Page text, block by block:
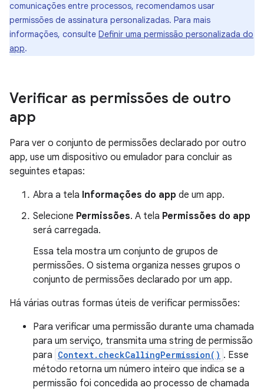
comunicações entre processos, recomendamos usar
permissões de assinatura personalizadas. Para mais
informações, consulte Definir uma permissão personalizada do
app.
Verificar as permissões de outro
app
Para ver o conjunto de permissões declarado por outro
app, use um dispositivo ou emulador para concluir as
seguintes etapas:
Abra a tela Informações do app de um app.
Selecione Permissões. A tela Permissões do app
será carregada.
Essa tela mostra um conjunto de grupos de
permissões. O sistema organiza nesses grupos o
conjunto de permissões declarado por um app.
Há várias outras formas úteis de verificar permissões:
Para verificar uma permissão durante uma chamada
para um serviço, transmita uma string de permissão
para Context.checkCallingPermission() . Esse
método retorna um número inteiro que indica se a
permissão foi concedida ao processo de chamada